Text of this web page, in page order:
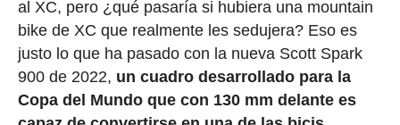
al XC, pero ¿qué pasaría si hubiera una mountain
bike de XC que realmente les sedujera? Eso es
justo lo que ha pasado con la nueva Scott Spark
900 de 2022, un cuadro desarrollado para la
Copa del Mundo que con 130 mm delante es